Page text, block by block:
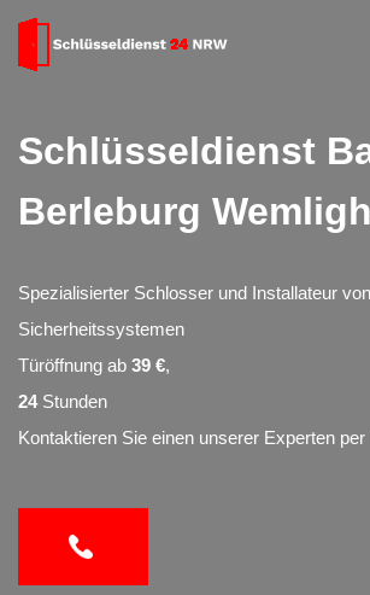
Schlüsseldienst
Berleburg
Spezialisierter Schlosser und Installateur von
Sicherheitssystemen
Türöffnung ab 39 €,
24Stunden
Kontaktieren Sie einen unserer Experten per